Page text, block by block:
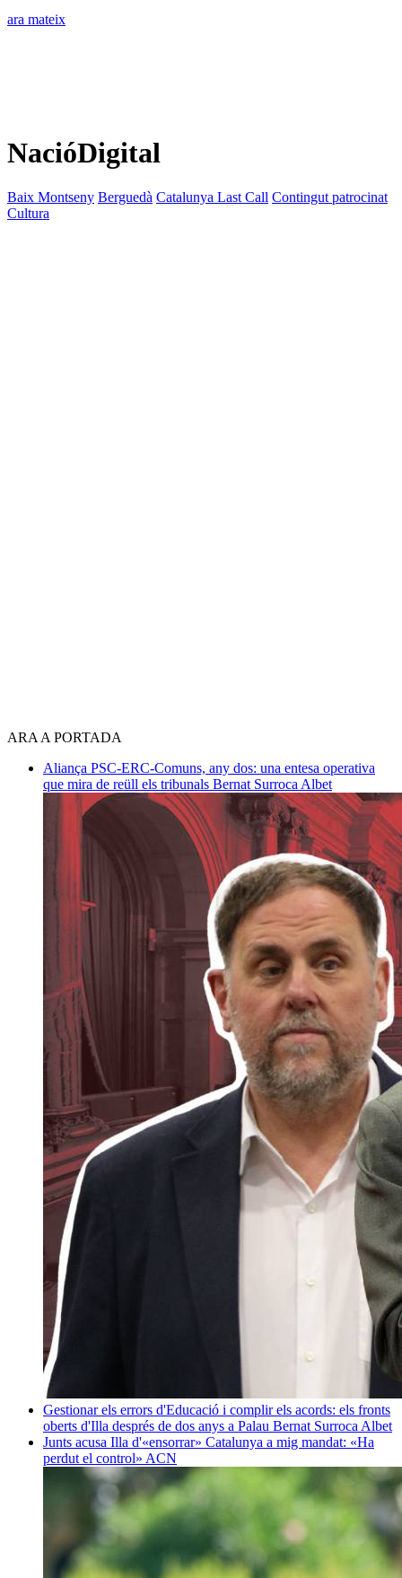
ara mateix
NacióDigital
Baix Montseny Berguedà Catalunya Last Call Contingut patrocinat
Cultura
ARA A PORTADA
Aliança PSC-ERC-Comuns, any dos: una entesa operativa
que mira de reüll els tribunals Bernat Surroca Albet
Gestionar els errors d'Educació i complir els acords: els fronts
oberts d'Illa després de dos anys a Palau Bernat Surroca Albet
Junts acusa Illa d'«ensorrar» Catalunya a mig mandat: «Ha
perdut el control» ACN